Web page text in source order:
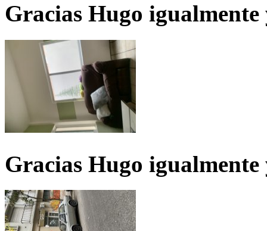
Gracias Hugo igualmente
Gracias Hugo igualmente